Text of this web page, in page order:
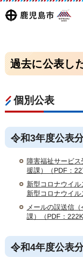
鹿児島
マグ
マシ
過去に公表し
個別公表
令和3年度公表
障害福祉サービ
援課）（PDF：
新型コロナウイ
新型コロナウイル
メールの誤送信
課）（PDF：
令和4年度公表